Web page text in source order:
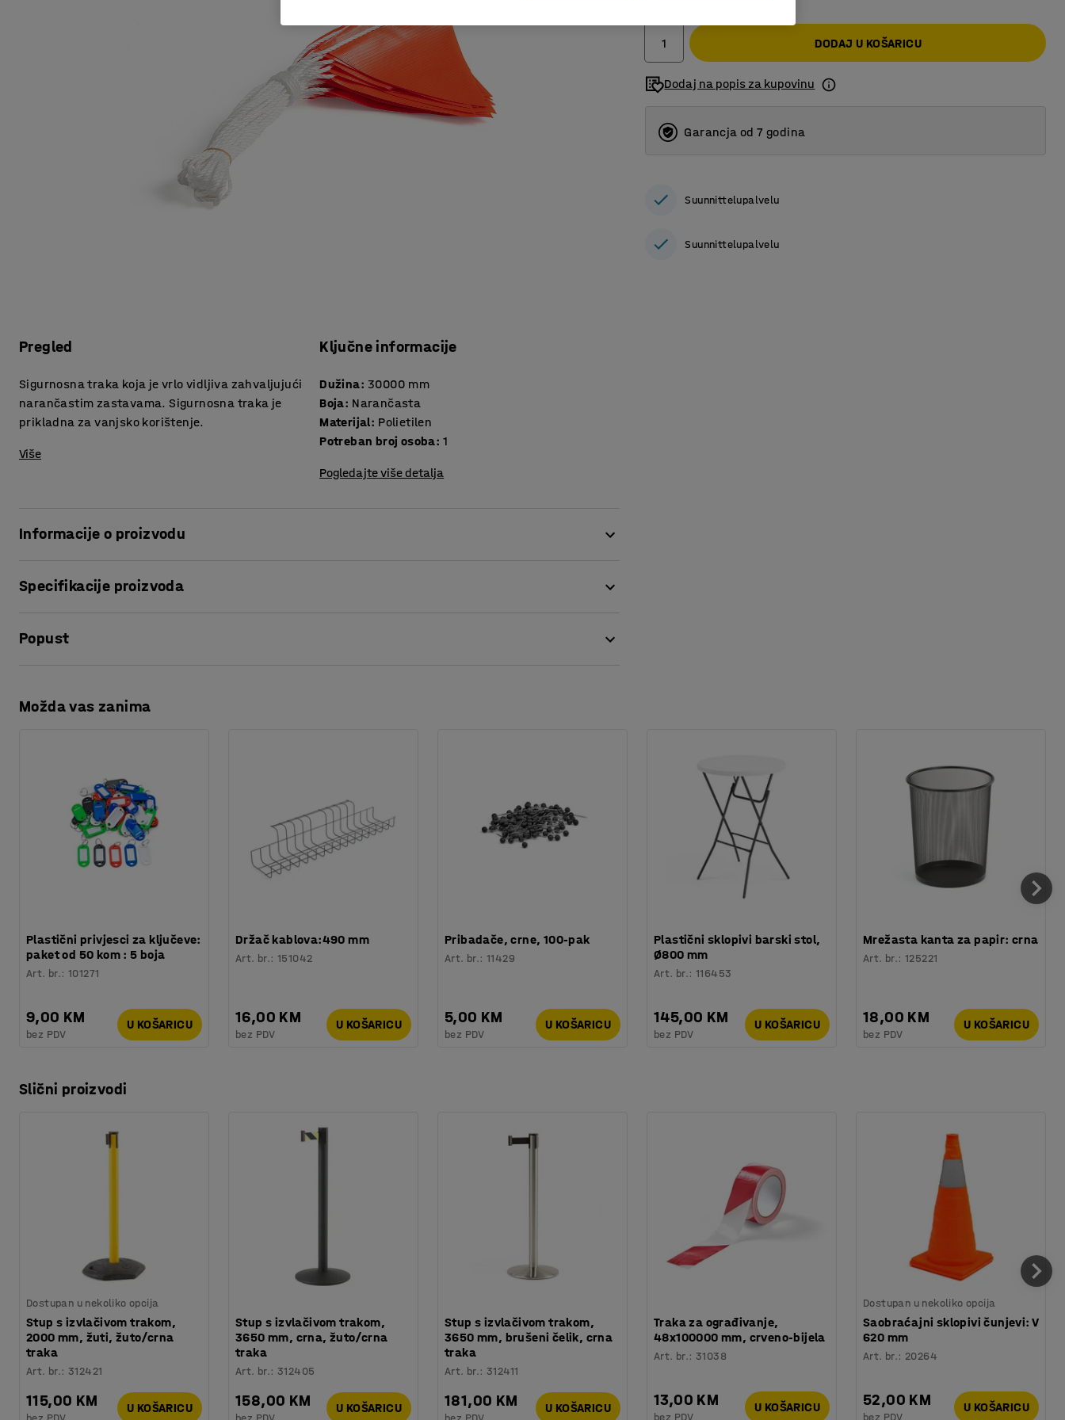
Pregled
Sigurnosna traka koja je vrlo vidljiva zahvaljujući
narančastim zastavama. Sigurnosna traka je
prikladna za vanjsko korištenje.
Više
Ključne informacije
Dužina: 30000 mm
Boja: Narančasta
Materijal: Polietilen
Potreban broj osoba: 1
Pogledajte više detalja
Informacije o proizvodu
Traka je debljine 4 mm.
Specifikacije proizvoda
Boja: Narančasta
Procjena vremena :
Težina : 0,51 kg
Popust
Preuzmite upute za održavanjen
DODAJ U KOŠARICU
Dodaj na popis za kupovinu
Garancja od 7 godina
Suunnittelupalvelu
Suunnittelupalvelu
Možda vas zanima
Plastični privjesci za ključeve:
paket od 50 kom : 5 boja
Art. br.:101271
9,00 KM
bez PDV
U KOŠARICU
Držač kablova:490 mm
Art. br.:151042
16,00 KM
bez PDV
U KOŠARICU
Pribadače, crne, 100-pak
Art. br.:11429
5,00 KM
bez PDV
U KOŠARICU
Plastični sklopivi barski stol,
Ø800 mm
Art. br.:116453
145,00 KM
bez PDV
U KOŠARICU
Mrežasta kanta za papir: crna
Art. br.:125221
18,00 KM
bez PDV
U KOŠARICU
Slični proizvodi
Dostupan u nekoliko opcija
Stup s izvlačivom trakom,
2000 mm, žuti, žuto/crna
traka
Art. br.:312421
115,00 KM U KOŠARICU
Stup s izvlačivom trakom,
3650 mm, crna, žuto/crna
traka
Art. br.:312405
158,00 KM U KOŠARICU
Stup s izvlačivom trakom,
3650 mm, brušeni čelik, crna
traka
Art. br.:312411
181,00 KM U KOŠARICU
Traka za ograđivanje,
48x100000 mm, crveno-bijela
Art. br.:31038
13,00 KM
bez PDV
U KOŠARICU
Dostupan u nekoliko opcija
Saobraćajni sklopivi čunjevi: V
620 mm
Art. br.: 20264
52,00 KM
bez PDV
U KOŠARICU